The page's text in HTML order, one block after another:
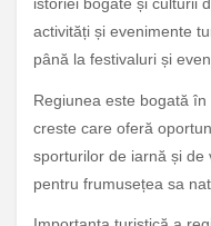
istoriei bogate și culturii
activități și evenimente
până la festivaluri și
Regiunea este bogată
creste care oferă
sporturilor de iarnă și de
pentru frumusețea sa